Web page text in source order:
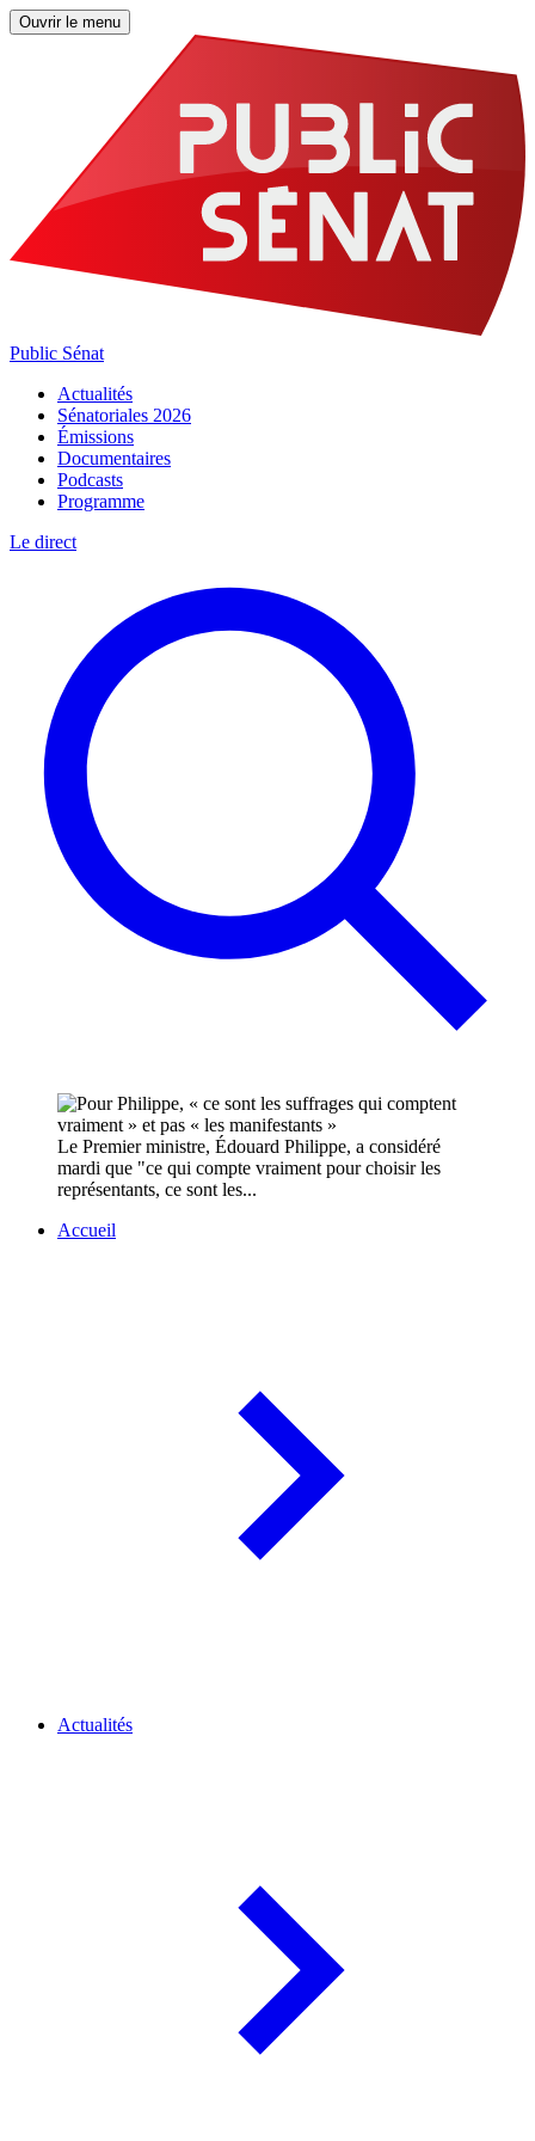
Ouvrir le menu
Public Sénat
Actualités
Sénatoriales 2026
Émissions
Documentaires
Podcasts
Programme
Le direct
Le Premier ministre, Édouard Philippe, a considéré
mardi que "ce qui compte vraiment pour choisir les
représentants, ce sont les...
Accueil
Actualités